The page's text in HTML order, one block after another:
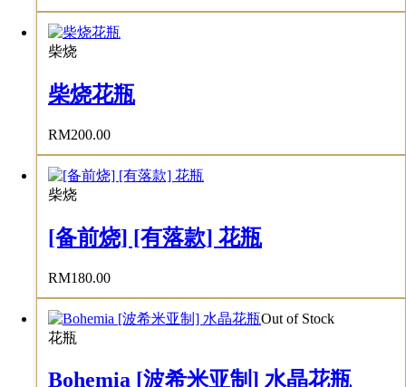
柴烧
柴烧花瓶
RM200.00
柴烧
[备前烧] [有落款] 花瓶
RM180.00
Out of Stock
花瓶
Bohemia [波希米亚制] 水晶花瓶